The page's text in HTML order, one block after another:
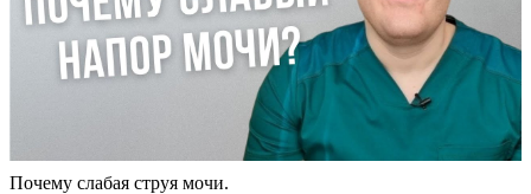
Почему слабая струя мочи.